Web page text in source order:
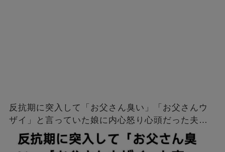
反抗期に突入して「お父さん臭い」「お父さんウ
ザイ」と言っていた娘に内心怒り心頭だった夫
「大学合格おめでとう。臭くてうざいお父さんに
学費出して貰う必要はないな？」→そして…